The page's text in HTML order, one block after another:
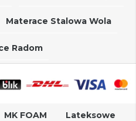
Materace Stalowa Wola
Radom
MK FOAM Lateksowe